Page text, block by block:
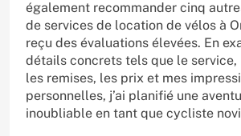
également recommander cinq
de services de location de vélos à
reçu des évaluations élevées. En
détails concrets tels que le service,
les remises, les prix et mes
personnelles, j’ai planifié une
inoubliable en tant que cycliste